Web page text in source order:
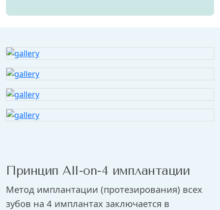
Принцип All-on-4 имплантации
Метод имплантации (протезирования) всех
зубов на 4 имплантах заключается в